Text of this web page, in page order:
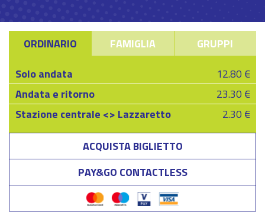
ORDINARIO FAMIGLIA
GRUPPI
Solo andata
12.80 €
Andata e ritorno
23.30 €
Stazione centrale <> Lazzaretto
2.30 €
ACQUISTA BIGLIETTO
PAY&GO CONTACTLESS